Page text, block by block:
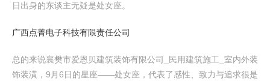
日出身的东谈主无疑是处女座。
广西点菁电子科技有限责任公司
总的来说襄樊市爱恩贝建筑装饰有限公司_民用建筑施工_室内外装
饰装潢，9月6日的星座——处女座，代表了感性、致力与追求很是